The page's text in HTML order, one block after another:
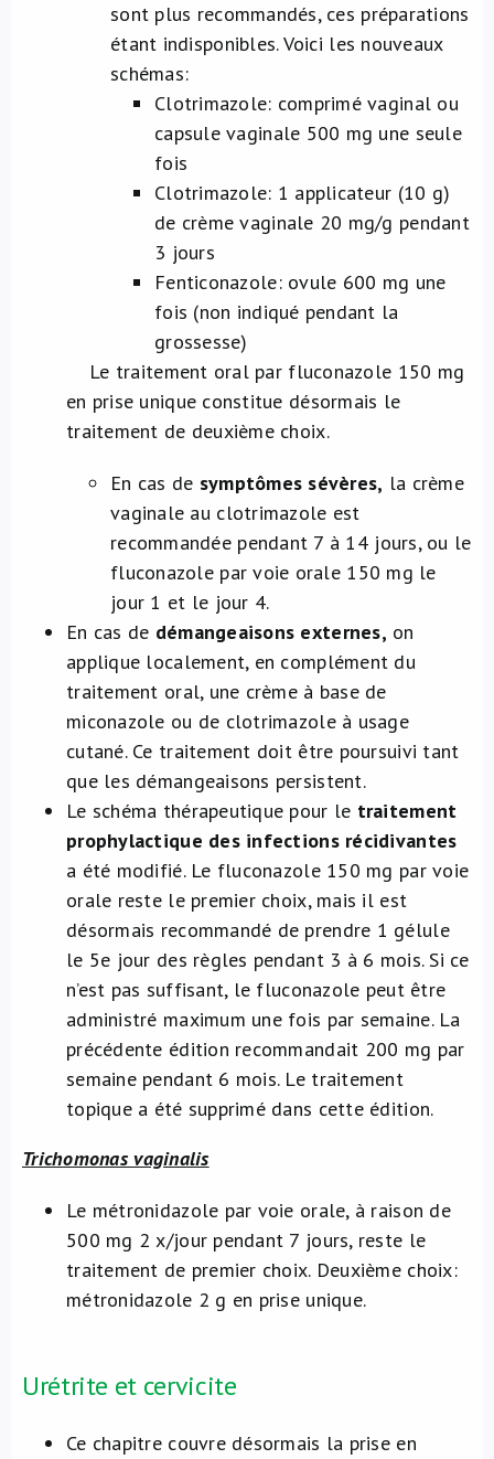
sont plus recommandés, ces préparations
étant indisponibles. Voici les nouveaux
schémas:
Clotrimazole: comprimé vaginal ou
capsule vaginale 500 mg une seule
fois
Clotrimazole: 1 applicateur (10 g)
de crème vaginale 20 mg/g pendant
3 jours
Fenticonazole: ovule 600 mg une
fois (non indiqué pendant la
grossesse)
Le traitement oral par fluconazole 150 mg
en prise unique constitue désormais le
traitement de deuxième choix.
En cas de symptômes sévères, la crème
vaginale au clotrimazole est
recommandée pendant 7 à 14 jours, ou le
fluconazole par voie orale 150 mg le
jour 1 et le jour 4.
En cas de démangeaisons externes, on
applique localement, en complément du
traitement oral, une crème à base de
miconazole ou de clotrimazole à usage
cutané. Ce traitement doit être poursuivi tant
que les démangeaisons persistent.
Le schéma thérapeutique pour le traitement
prophylactique des infections récidivantes
a été modifié. Le fluconazole 150 mg par voie
orale reste le premier choix, mais il est
désormais recommandé de prendre 1 gélule
le 5e jour des règles pendant 3 à 6 mois. Si ce
n’est pas suffisant, le fluconazole peut être
administré maximum une fois par semaine. La
précédente édition recommandait 200 mg par
semaine pendant 6 mois. Le traitement
topique a été supprimé dans cette édition.
Trichomonas vaginalis
Le métronidazole par voie orale, à raison de
500 mg 2 x/jour pendant 7 jours, reste le
traitement de premier choix. Deuxième choix:
métronidazole 2 g en prise unique.
Urétrite et cervicite
Ce chapitre couvre désormais la prise en